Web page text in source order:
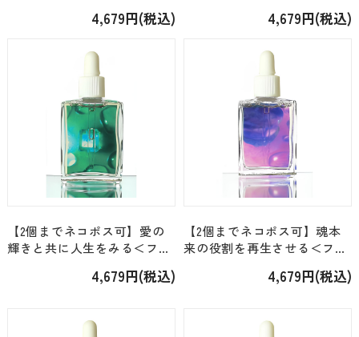
「アクアマリン」[15ml]
4,679円(税込)
「ルビー」 [15ml]4,679円(税込)
【2個までネコポス可】愛の
輝きと共に人生をみる＜フロ
ラルド」 [15ml]4,679円(税込)
【2個までネコポス可】魂本
来の役割を再生させる＜フロ
ライト」 [15ml]4,679円(税込)